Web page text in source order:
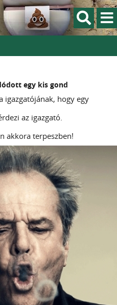
egy kis gond
igazgatójának, hogy egy
az igazgató.
akkora terpeszben!